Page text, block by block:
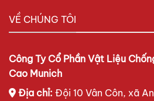
VỀ CHÚNG TÔI
Công Ty Cổ Phần Vật Liệu
Cao Munich
Địa chỉ: Đội 10 Vân Côn, xã